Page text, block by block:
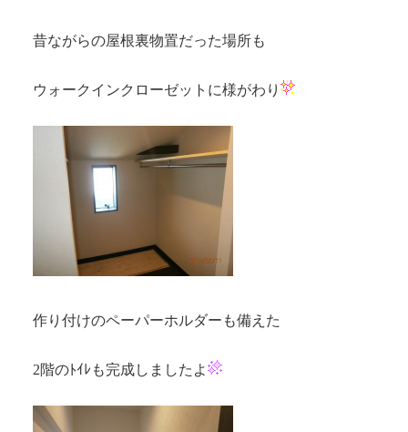
昔ながらの屋根裏物置だった場所も
ウォークインクローゼットに様がわり
作り付けのペーパーホルダーも備えた
2階のﾄｲﾚも完成しましたよ